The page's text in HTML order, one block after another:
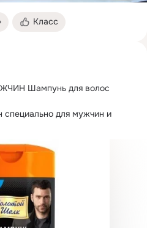
Класс
Шампунь для волос
специально для мужчин и